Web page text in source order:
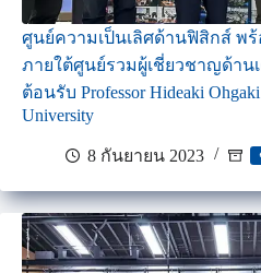
ศูนย์ความเป็นเลิศด้านฟิสิกส์ พ
ภายใต้ศูนย์รวมผู้เชี่ยวชาญด้านเ
ต้อนรับ Professor Hideaki
University
8 กันยายน 2023